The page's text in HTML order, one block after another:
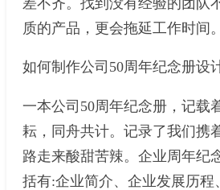
质的产品，更会拖延工作时间。
如何制作公司50周年纪念册设
一本公司50周年纪念册，记载
耘，同舟共计。记录了我们携
路走来酸甜苦辣。企业周年纪
括有:企业简介、企业发展历程